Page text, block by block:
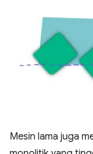
Mesin lama juga